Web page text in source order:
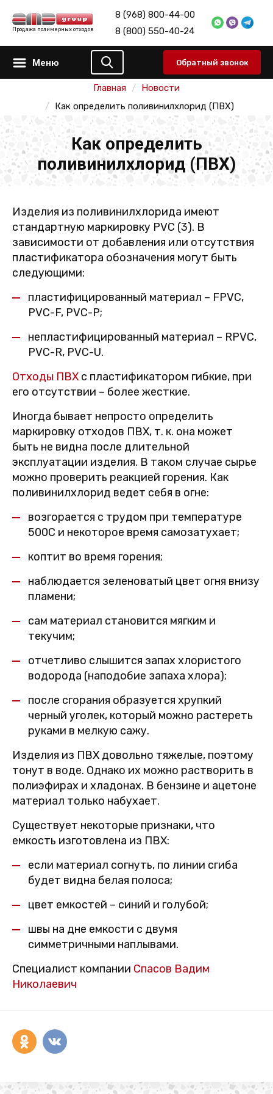
Продажа полимерных отходов
8 (968) 800-44-00
8 (800) 550-40-24
Меню Обратный звонок
Главная
Новости
Как определить поливинилхлорид (ПВХ)
Как определить
поливинилхлорид (ПВХ)
Изделия из поливинилхлорида имеют
стандартную маркировку PVC (3). В
зависимости от добавления или отсутствия
пластификатора обозначения могут быть
следующими:
пластифицированный материал – FPVC,
PVC-F, PVC-P;
непластифицированный материал – RPVC,
PVC-R, PVC-U.
Отходы ПВХ с пластификатором гибкие, при
его отсутствии – более жесткие.
Иногда бывает непросто определить
маркировку отходов ПВХ, т. к. она может
быть не видна после длительной
эксплуатации изделия. В таком случае сырье
можно проверить реакцией горения. Как
поливинилхлорид ведет себя в огне:
возгорается с трудом при температуре
500С и некоторое время самозатухает;
коптит во время горения;
наблюдается зеленоватый цвет огня внизу
пламени;
сам материал становится мягким и
текучим;
отчетливо слышится запах хлористого
водорода (наподобие запаха хлора);
после сгорания образуется хрупкий
черный уголек, который можно растереть
руками в мелкую сажу.
Изделия из ПВХ довольно тяжелые, поэтому
тонут в воде. Однако их можно растворить в
полиэфирах и хладонах. В бензине и ацетоне
материал только набухает.
Существует некоторые признаки, что
емкость изготовлена из ПВХ:
если материал согнуть, по линии сгиба
будет видна белая полоса;
цвет емкостей – синий и голубой;
швы на дне емкости с двумя
симметричными наплывами.
Специалист компании Спасов Вадим
Николаевич